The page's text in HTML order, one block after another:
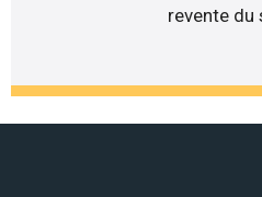
revente du